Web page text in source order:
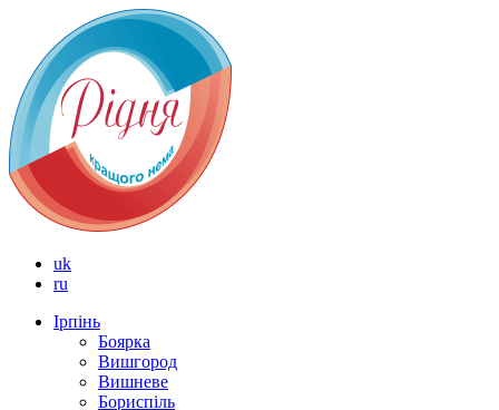
uk
ru
Ірпінь
Боярка
Вишгород
Вишневе
Бориспіль